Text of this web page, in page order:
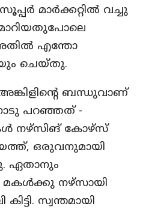
മാർക്കറ്റിൽ വച്ചു
എന്തോ
ചെയ്തു.
ബന്ധുവാണ്
പറഞ്ഞത് -
നഴ്സിങ് കോഴ്സ്
ഒരുവനുമായി
ഏതാനും
നഴ്സായി
സ്വന്തമായി